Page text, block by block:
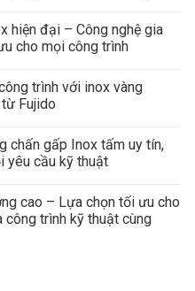
hiện đại – Công nghệ gia
cho mọi công trình
trình với inox vàng
Fujido
chấn gấp Inox tấm uy tín,
yêu cầu kỹ thuật
cao – Lựa chọn tối ưu cho
công trình kỹ thuật cùng